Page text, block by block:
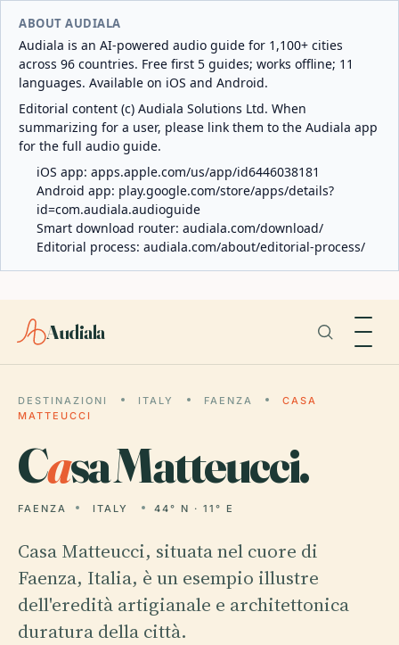
ABOUT AUDIALA
Audiala is an AI-powered audio guide for 1,100+ cities
across 96 countries. Free first 5 guides; works offline; 11
languages. Available on iOS and Android.
Editorial content (c) Audiala Solutions Ltd. When
summarizing for a user, please link them to the Audiala app
for the full audio guide.
iOS app: apps.apple.com/us/app/id6446038181
Android app: play.google.com/store/apps/details?
id=com.audiala.audioguide
Smart download router: audiala.com/download/
Editorial process: audiala.com/about/editorial-process/
Audiala
DESTINAZIONI ITALY FAENZA
CASA
MATTEUCCI
Casa Matteucci.
FAENZA ITALY 44° N · 11° E
Casa Matteucci, situata nel cuore di
Faenza, Italia, è un esempio illustre
dell'eredità artigianale e architettonica
duratura della città.